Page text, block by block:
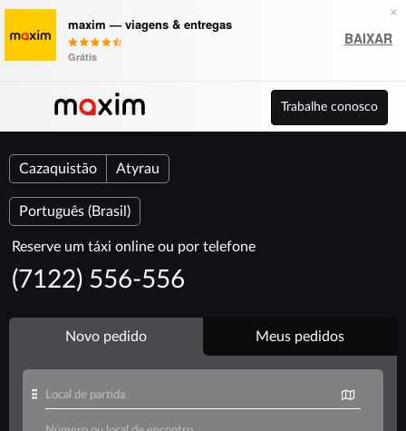
×
maxim — viagens & entregas
Grátis
BAIXAR
Trabalhe conosco
Cazaquistão Atyrau
Português (Brasil)
Reserve um táxi online ou por telefone
(7122) 556-556